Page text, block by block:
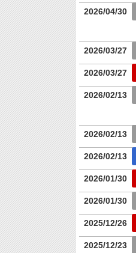
2026/04/30
2026/03/27
2026/03/27
2026/02/13
2026/02/13
2026/02/13
2026/01/30
2026/01/30
2025/12/26
2025/12/23